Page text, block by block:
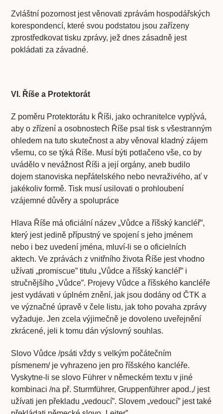
Zvláštní pozornost jest věnovati zprávám hospodářských
korespondencí, které svou podstatou jsou zařízeny
zprostředkovat tisku zprávy, jež dnes zásadně jest
pokládati za závadné.
VI. Říše a Protektorát
Z poměru Protektorátu k Říši, jako ochranitelce vyplývá,
aby o zřízení a osobnostech Říše psal tisk s všestranným
ohledem na tuto skutečnost a aby věnoval kladný zájem
všemu, co se týká Říše. Musí býti potlačeno vše, co by
uvádělo v nevážnost Říši a její orgány, aneb budilo
dojem stanoviska nepřátelského nebo nevraživého, ať v
jakékoliv formě. Tisk musí usilovati o prohloubení
vzájemné důvěry a spolupráce
Hlava Říše má oficiální název „Vůdce a říšský kancléř”,
který jest jedině přípustný ve spojení s jeho jménem
nebo i bez uvedení jména, mluví-li se o oficielních
aktech. Ve zprávách z vnitřního života Říše jest vhodno
užívati „promiscue” titulu „Vůdce a říšský kancléř” i
stručnějšího „Vůdce”. Projevy Vůdce a říšského kancléře
jest vydávati v úplném znění, jak jsou dodány od ČTK a
ve význačné úpravě v čele listu, jak toho povaha zprávy
vyžaduje. Jen zcela výjimečně je dovoleno uveřejnění
zkrácené, jeli k tomu dán výslovný souhlas.
Slovo Vůdce /psáti vždy s velkým počátečním
písmenem/ je vyhrazeno jen pro říšského kancléře.
Vyskytne-li se slovo Führer v německém textu v jiné
kombinaci /na př. Sturmführer, Gruppenführer apod.,/ jest
užívati jen překladu „vedoucí”. Slovem „vedoucí” jest také